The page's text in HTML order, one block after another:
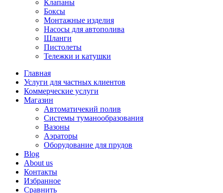
Клапаны
Боксы
Монтажные изделия
Насосы для автополива
Шланги
Пистолеты
Тележки и катушки
Главная
Услуги для частных клиентов
Коммерческие услуги
Магазин
Автоматичекий полив
Системы туманообразования
Вазоны
Аэраторы
Оборудование для прудов
Blog
About us
Контакты
Избранное
Сравнить